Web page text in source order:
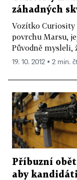
záhadných
Vozítko Curiosity
povrchu Marsu,
Původně mysleli,
19. 10. 2012 ▪ 2 min.
Příbuzní
aby